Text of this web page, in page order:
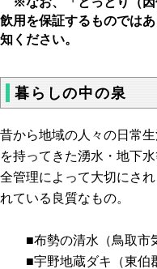
飲用を保証するものでは
知ください。
暮らしの中の泉
昔から地域の人々の日常
を持ってきた湧水・地下
全管理によって大切にさ
れている良質なもの。
■布勢の清水（鳥取市
■宇野地蔵ダキ（東伯